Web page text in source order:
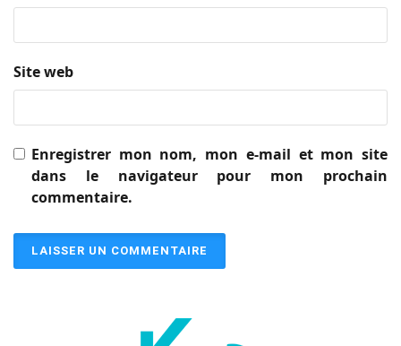
Site web
Enregistrer mon nom, mon e-mail et mon site
dans le navigateur pour mon prochain
commentaire.